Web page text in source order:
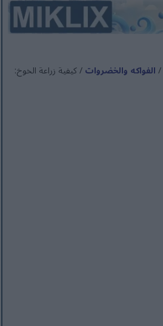
/الفواكه والخضروات/ كيفية زراعة الخوخ: